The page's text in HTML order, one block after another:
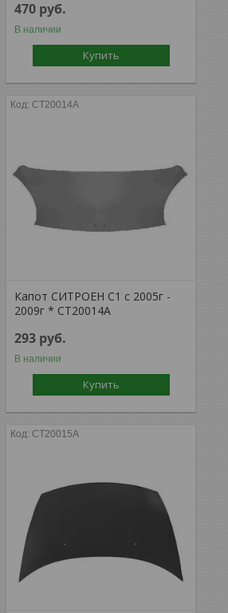
470 руб.
В наличии
Купить
CT20014A
Капот СИТРОЕН С1 с 2005г -
2009г * CT20014A
293 руб.
В наличии
Купить
CT20015A